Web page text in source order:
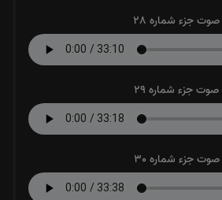
صوت جزء شماره 28
صوت جزء شماره 29
صوت جزء شماره 30